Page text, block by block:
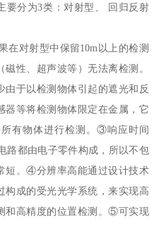
要分为3类：对射型、 回归反射
对射型中保留10m以上的检测
性、超声波等）无法离检测。
于以检测物体引起的遮光和反
器等将检测物体限定在金属，它
有物体进行检测。③响应时间
路都由电子零件构成，所以不包
短。④分辨率高能通过设计技术
构成的受光光学系统，来实现高
和高精度的位置检测。⑤可实现